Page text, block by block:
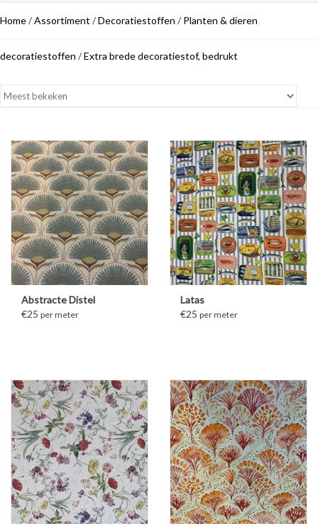
Home/Assortiment /Decoratiestoffen / Planten & dieren
decoratiestoffen /Extra brede decoratiestof, bedrukt
Abstracte Distel
€25 per meter
Latas
€25 per meter